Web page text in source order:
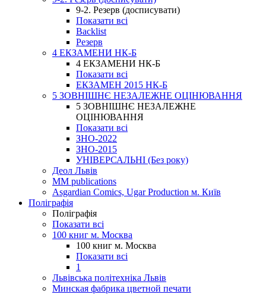
9-2. Резерв (досписувати)
Показати всі
Backlist
Резерв
4 ЕКЗАМЕНИ НК-Б
4 ЕКЗАМЕНИ НК-Б
Показати всі
ЕКЗАМЕН 2015 НК-Б
5 ЗОВНІШНЄ НЕЗАЛЕЖНЕ ОЦІНЮВАННЯ
5 ЗОВНІШНЄ НЕЗАЛЕЖНЕ
ОЦІНЮВАННЯ
Показати всі
ЗНО-2022
ЗНО-2015
УНІВЕРСАЛЬНІ (Без року)
Деол Львів
MM publications
Asgardian Comics, Ugar Production м. Київ
Поліграфія
Поліграфія
Показати всі
100 книг м. Москва
100 книг м. Москва
Показати всі
1
Львівська політехніка Львів
Минская фабрика цветной печати